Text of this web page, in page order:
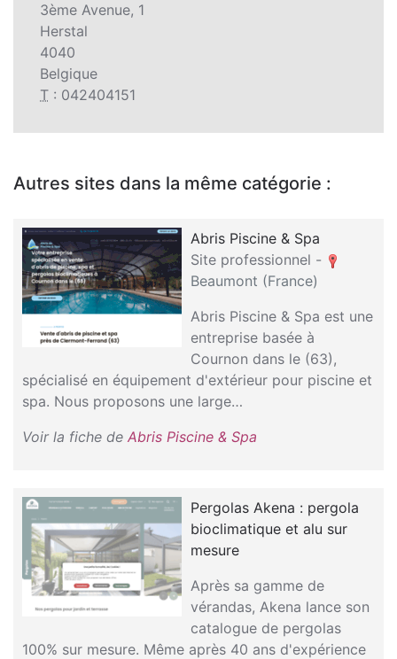
3ème Avenue, 1
Herstal
4040
Belgique
T : 042404151
Autres sites dans la même catégorie :
Abris Piscine & Spa
Site professionnel -
Beaumont (France)
Abris Piscine & Spa est une
entreprise basée à
Cournon dans le (63),
spécialisé en équipement d'extérieur pour piscine et
spa. Nous proposons une large…
Voir la fiche de Abris Piscine & Spa
Pergolas Akena : pergola
bioclimatique et alu sur
mesure
Après sa gamme de
vérandas, Akena lance son
catalogue de pergolas
100% sur mesure. Même après 40 ans d'expérience